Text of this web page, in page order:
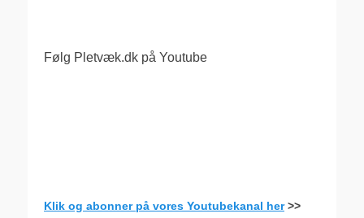
Følg Pletvæk.dk på Youtube
Klik og abonner på vores Youtubekanal her>>